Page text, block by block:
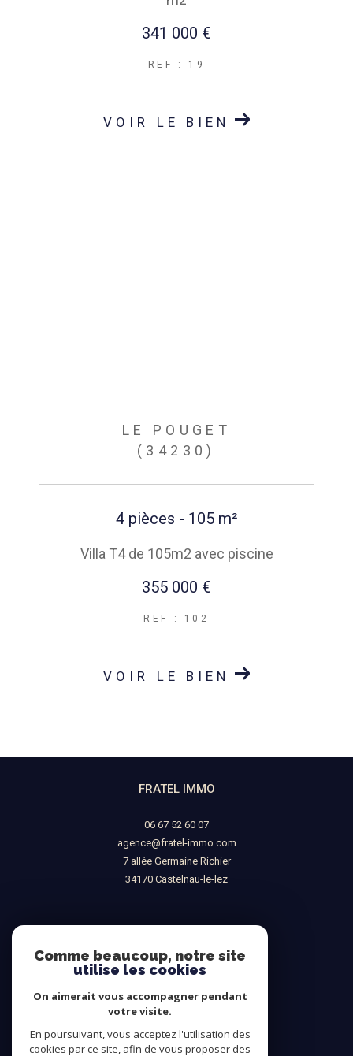
341 000 €
REF : 19
VOIR LE BIEN
LE POUGET
(34230)
4 pièces - 105 m²
Villa T4 de 105m2 avec piscine
355 000 €
REF : 102
VOIR LE BIEN
FRATEL IMMO
06 67 52 60 07
agence@fratel-immo.com
7 allée Germaine Richier
34170
castelnau-le-lez
ADHÉRENTS
Comme beaucoup, notre site
utilise les cookies
On aimerait vous accompagner pendant
votre visite.
En poursuivant, vous acceptez l'utilisation des
cookies par ce site, afin de vous proposer des